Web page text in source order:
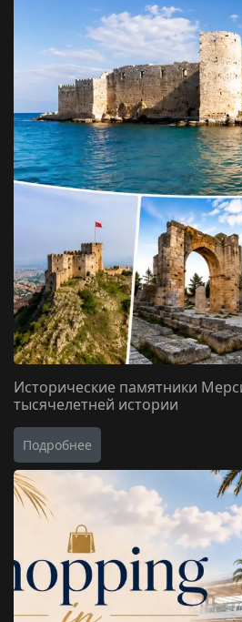
Исторические памятники
тысячелетней истории
Подробнее